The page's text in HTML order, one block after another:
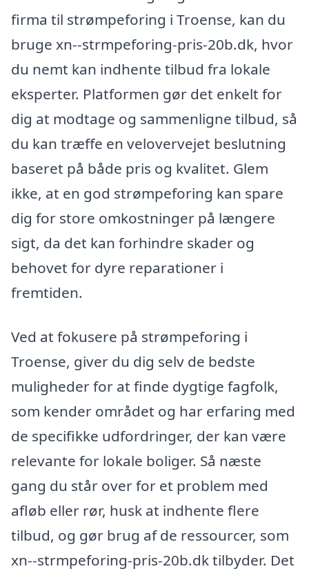
firma til strømpeforing i Troense, kan du
bruge xn--strmpeforing-pris-20b.dk, hvor
du nemt kan indhente tilbud fra lokale
eksperter. Platformen gør det enkelt for
dig at modtage og sammenligne tilbud, så
du kan træffe en velovervejet beslutning
baseret på både pris og kvalitet. Glem
ikke, at en god strømpeforing kan spare
dig for store omkostninger på længere
sigt, da det kan forhindre skader og
behovet for dyre reparationer i
fremtiden.
Ved at fokusere på strømpeforing i
Troense, giver du dig selv de bedste
muligheder for at finde dygtige fagfolk,
som kender området og har erfaring med
de specifikke udfordringer, der kan være
relevante for lokale boliger. Så næste
gang du står over for et problem med
afløb eller rør, husk at indhente flere
tilbud, og gør brug af de ressourcer, som
xn--strmpeforing-pris-20b.dk tilbyder. Det